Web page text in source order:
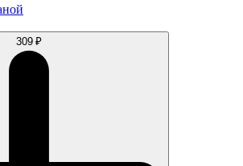
309 ₽